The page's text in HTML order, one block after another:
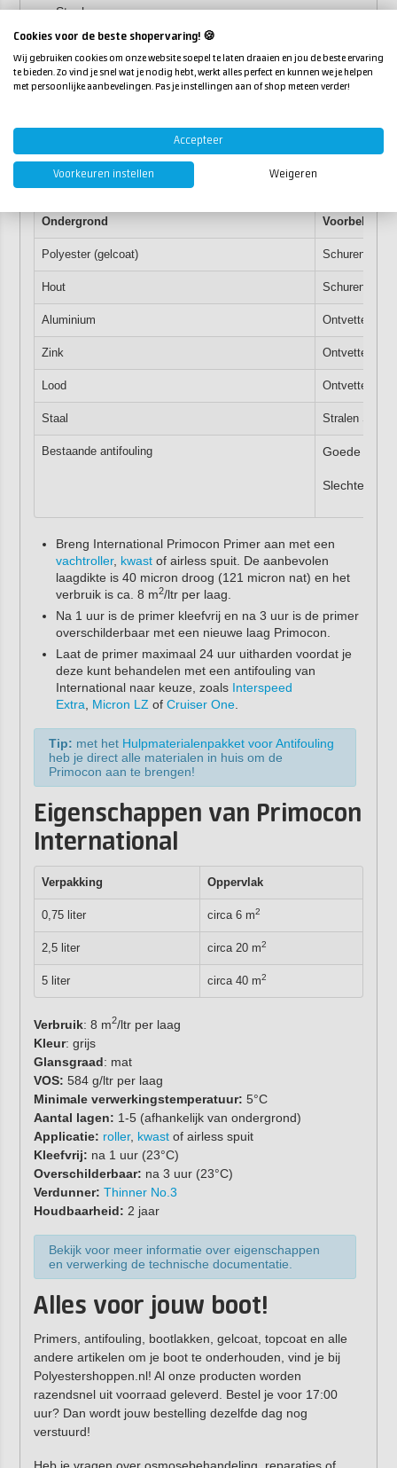
Staal
Hout
Gietijzer
Gebruiksaanwijzing
vervolgens volgens het advies voor jouw ondergrond (zie
tabel). Verwijder schuurstof en roer de primer goed door
vóór gebruik.
Ondergrond
Polyester (gelcoat) Schuren
Hout Schuren P80-
Aluminium Ontvetten,
Zink Ontvetten,
Lood Ontvetten,
Staal Stralen
Bestaande antifouling Goede
Slechte
Breng International Primocon Primer aan met een
vachtroller, kwastof airless spuit. De aanbevolen
laagdikte is 40 micron droog (121 micron nat) en het
verbruik is ca. 8 m2/ltr per laag.
Na 1 uur is de primer kleefvrij en na 3 uur is de primer
overschilderbaar met een nieuwe laag Primocon.
Laat de primer maximaal 24 uur uitharden voordat je
deze kunt behandelen met een antifouling van
International naar keuze, zoals Interspeed
Extra
Micron LZ of Cruiser One.
Tip: met het Hulpmaterialenpakket voor Antifouling
heb je direct alle materialen in huis om de
Primocon aan te brengen!
Eigenschappen van Primocon
International
Verpakking Oppervlak
0,75 liter circa 6 m2
2,5 liter circa 20 m2
5 liter circa 40 m2
Verbruik: 8 m2/ltr per laag
Kleur: grijs
Glansgraad: mat
VOS: 584 g/ltr per laag
Minimale verwerkingstemperatuur: 5°C
Aantal lagen: 1-5 (afhankelijk van ondergrond)
Applicatie: roller, kwast of airless spuit
Kleefvrij: na 1 uur (23°C)
Overschilderbaar: na 3 uur (23°C)
Verdunner: Thinner No.3
Houdbaarheid: 2 jaar
Bekijk voor meer informatie over eigenschappen
en verwerking de technische documentatie.
Alles voor jouw boot!
Primers, antifouling, bootlakken, gelcoat, topcoat en alle
andere artikelen om je boot te onderhouden, vind je bij
Polyestershoppen.nl! Al onze producten worden
razendsnel uit voorraad geleverd. Bestel je voor 17:00
uur? Dan wordt jouw bestelling dezelfde dag nog
verstuurd!
Cookies voor de beste shopervaring! 🍪
Wij gebruiken cookies om onze website soepel te laten draaien en jou de beste ervaring
te bieden. Zo vind je snel wat je nodig hebt, werkt alles perfect en kunnen we je helpen
met persoonlijke aanbevelingen. Pas je instellingen aan of shop meteen verder!
Accepteer
Voorkeuren instellen Weigeren